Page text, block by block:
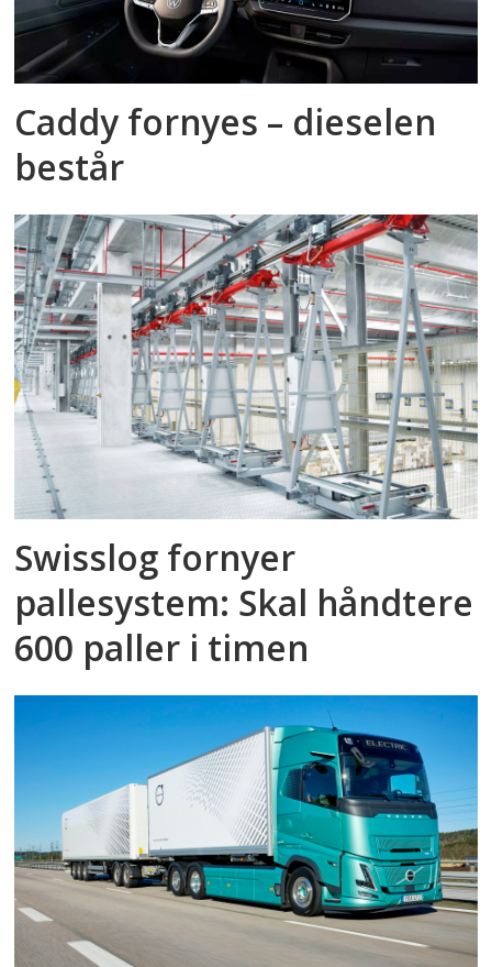
Caddy fornyes – dieselen
består
Swisslog fornyer
pallesystem: Skal håndtere
600 paller i timen